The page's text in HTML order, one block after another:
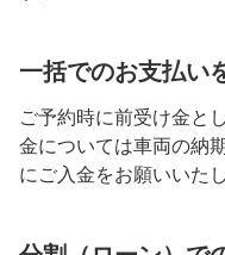
一括でのお支払い
ご予約時に前受け金と
金については車両の納
にご入金をお願いいたし